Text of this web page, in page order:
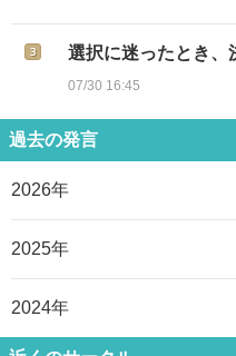
選択に迷ったとき
07/30 16:45
過去の発言
2026年
2025年
2024年